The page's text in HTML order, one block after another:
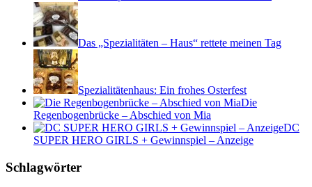
Das „Spezialitäten – Haus“ rettete meinen Tag
Spezialitätenhaus: Ein frohes Osterfest
Die
Regenbogenbrücke – Abschied von Mia
DC
SUPER HERO GIRLS + Gewinnspiel – Anzeige
Schlagwörter